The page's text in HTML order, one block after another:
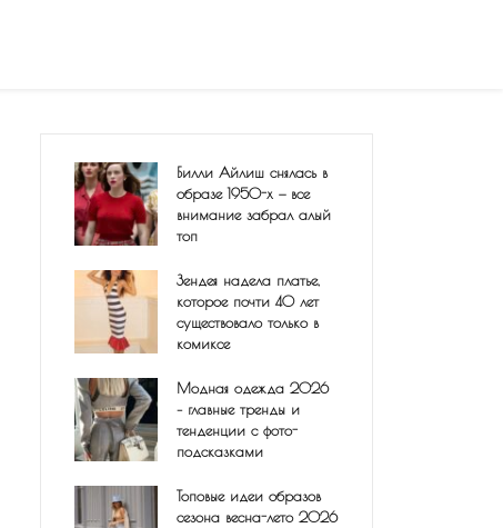
Билли Айлиш снялась в
образе 1950-х — все
внимание забрал алый
топ
Зендея надела платье,
которое почти 40 лет
существовало только в
комиксе
Модная одежда 2026
– главные тренды и
тенденции с фото-
подсказками
Топовые идеи образов
сезона весна-лето 2026